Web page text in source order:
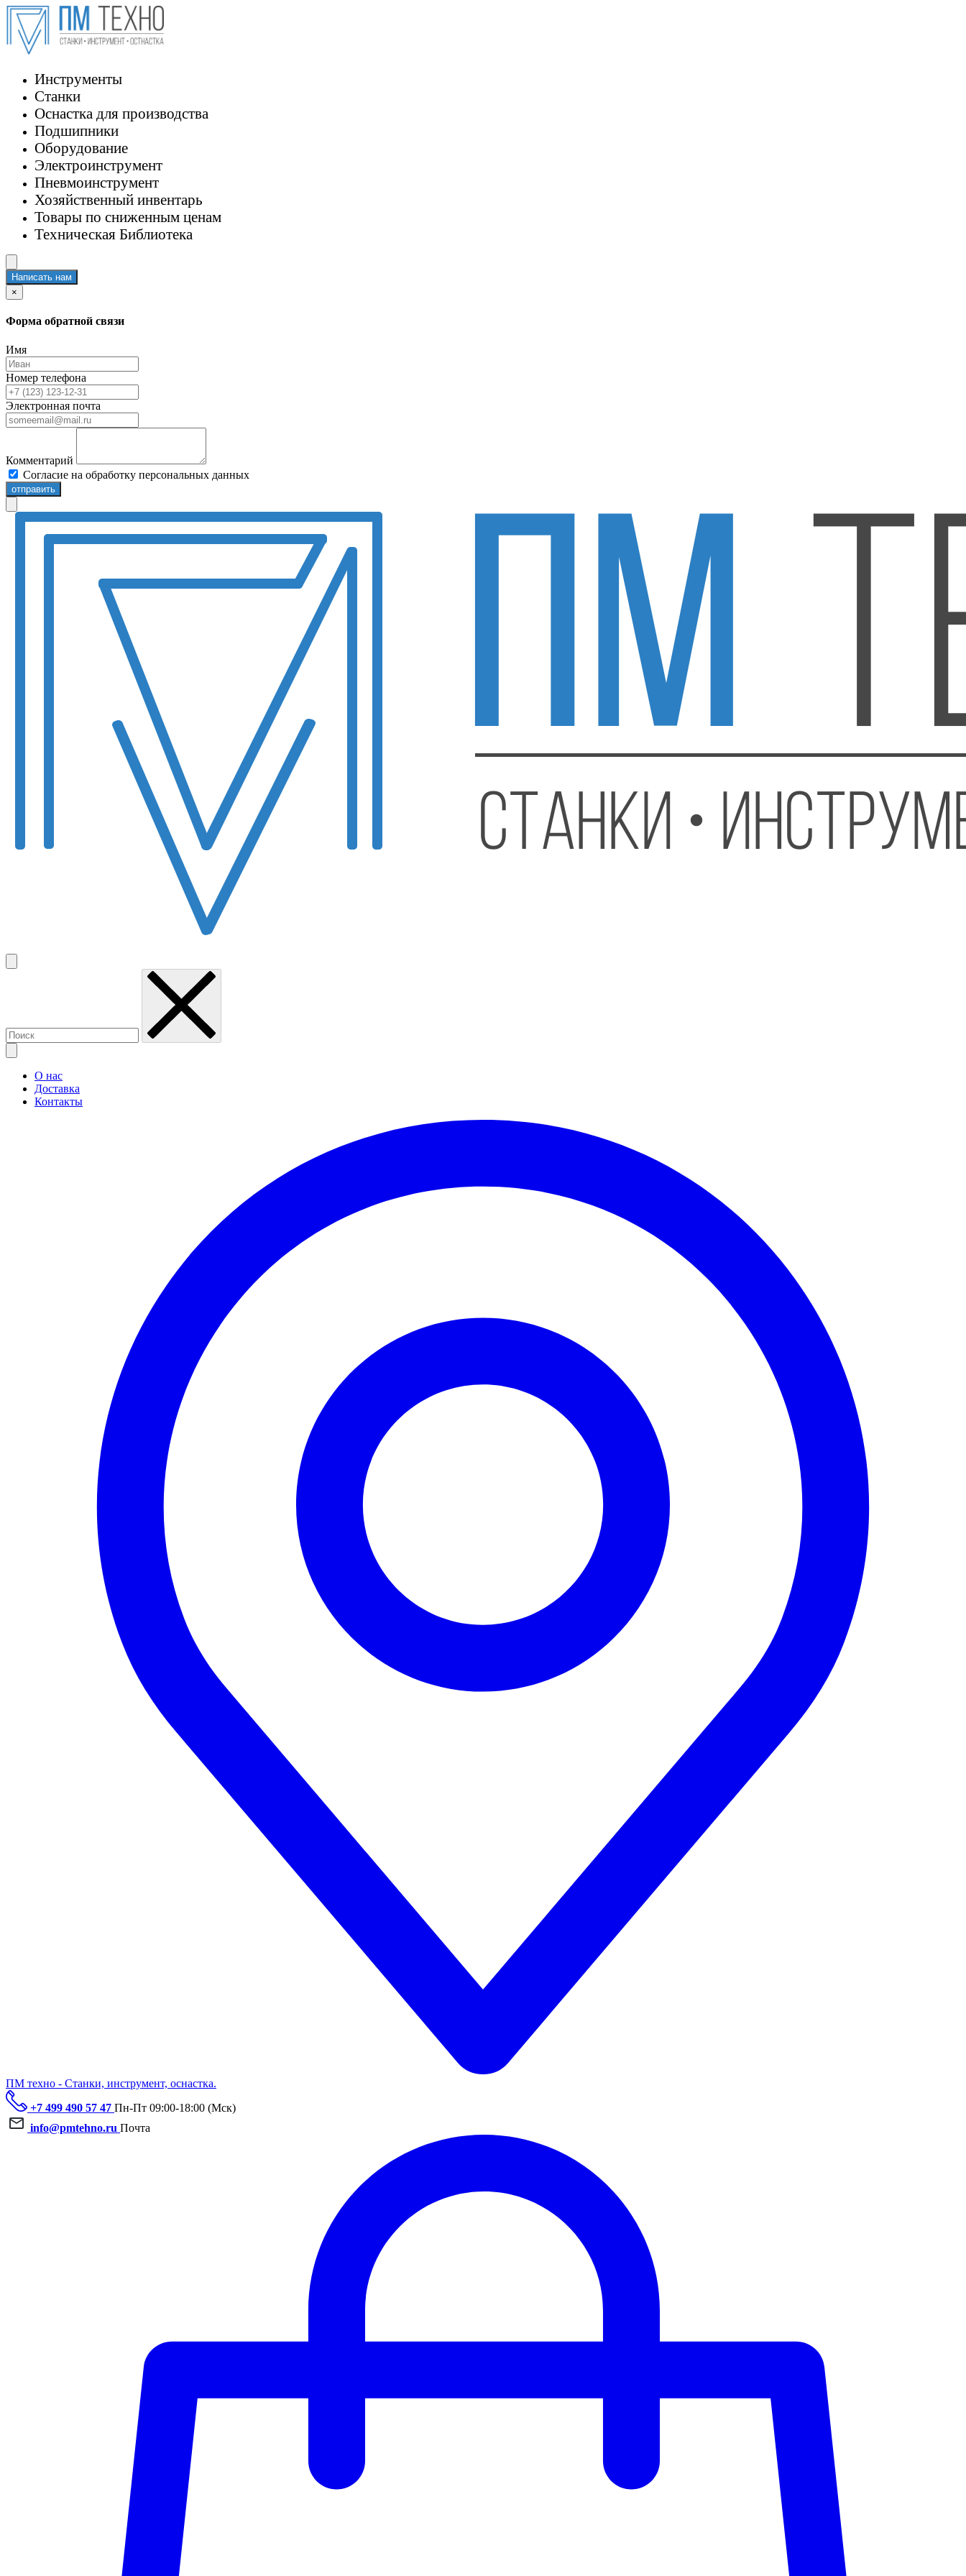
Инструменты
Станки
Оснастка для производства
Подшипники
Оборудование
Электроинструмент
Пневмоинструмент
Хозяйственный инвентарь
Товары по сниженным ценам
Техническая Библиотека
Написать нам
×
Форма обратной связи
Имя
Номер телефона
Электронная почта
Комментарий
Согласие на обработку персональных данных
отправить
О нас
Доставка
Контакты
ПМ техно - Станки, инструмент, оснастка.
+7 499 490 57 47 Пн-Пт 09:00-18:00 (Мск)
info@pmtehno.ru Почта